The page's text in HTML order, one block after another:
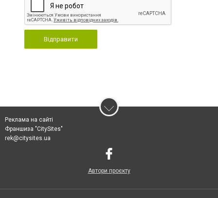
Відправити
Реклама на сайті
Франшиза "CitySites"
rek@citysites.ua
Автори проєкту